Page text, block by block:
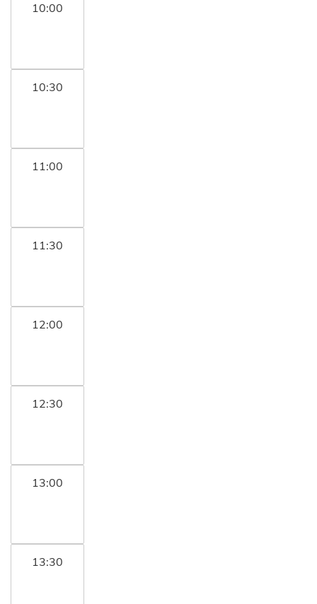
10:00
10:30
11:00
11:30
12:00
12:30
13:00
13:30